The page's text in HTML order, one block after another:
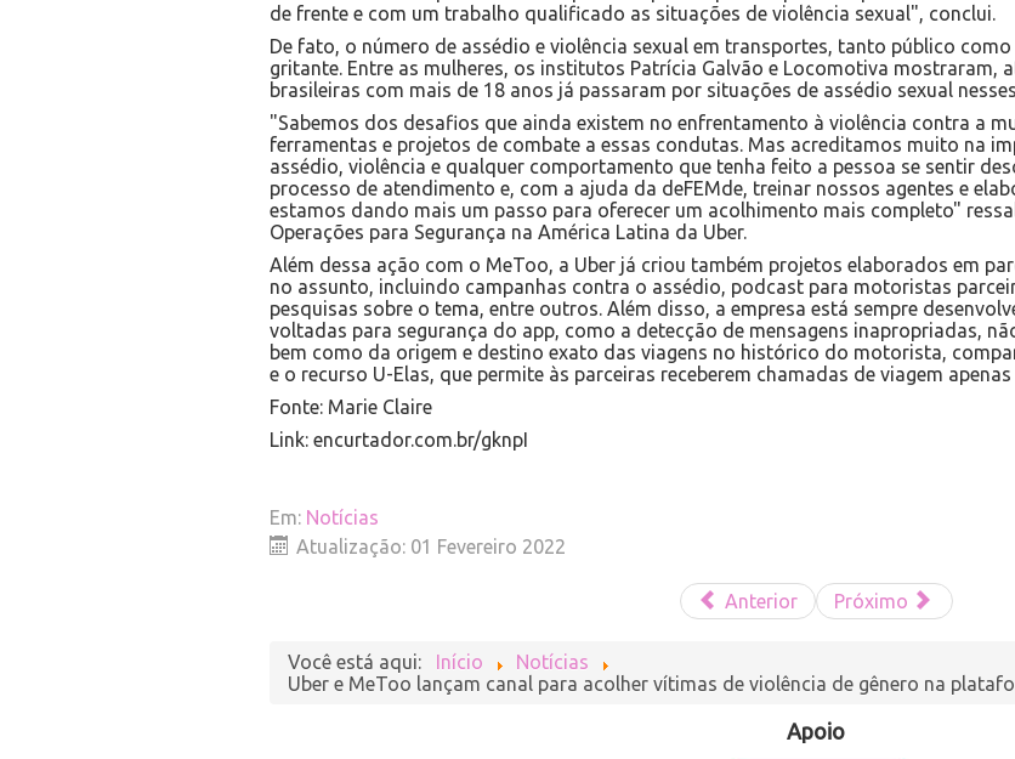
de frente e com um trabalho qualificado as situações de violência sexual", conclui.
De fato, o número de assédio e violência sexual em transportes, tanto público
gritante. Entre as mulheres, os institutos Patrícia Galvão e Locomotiva mostraram,
brasileiras com mais de 18 anos já passaram por situações de assédio sexual
"Sabemos dos desafios que ainda existem no enfrentamento à violência contra a
ferramentas e projetos de combate a essas condutas. Mas acreditamos muito na
assédio, violência e qualquer comportamento que tenha feito a pessoa se sentir
processo de atendimento e, com a ajuda da deFEMde, treinar nossos agentes e
estamos dando mais um passo para oferecer um acolhimento mais completo"
Operações para Segurança na América Latina da Uber.
Além dessa ação com o MeToo, a Uber já criou também projetos elaborados em
no assunto, incluindo campanhas contra o assédio, podcast para motoristas
pesquisas sobre o tema, entre outros. Além disso, a empresa está sempre
voltadas para segurança do app, como a detecção de mensagens inapropriadas,
bem como da origem e destino exato das viagens no histórico do motorista,
e o recurso U-Elas, que permite às parceiras receberem chamadas de viagem
Fonte: Marie Claire
Link: encurtador.com.br/gknpI
Em: Notícias
Atualização: 01 Fevereiro 2022
Anterior Próximo
Você está aqui: Início
Notícias
Uber e MeToo lançam canal para acolher vítimas de violência de gênero na
Apoio